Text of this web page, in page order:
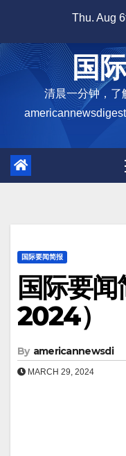
content
Thu. Aug
国
清晨一分钟，了
国际要闻简报
国际要
2024）
By americannewsdi
MARCH 29, 2024